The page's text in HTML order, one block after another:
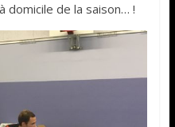
domicile de la saison… !